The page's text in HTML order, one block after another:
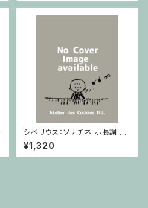
シベリウス：ソナチネ ホ長調 O
p.80 / ヴァイオリンとピアノ
¥1,320